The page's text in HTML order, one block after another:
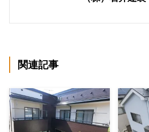
関連記事